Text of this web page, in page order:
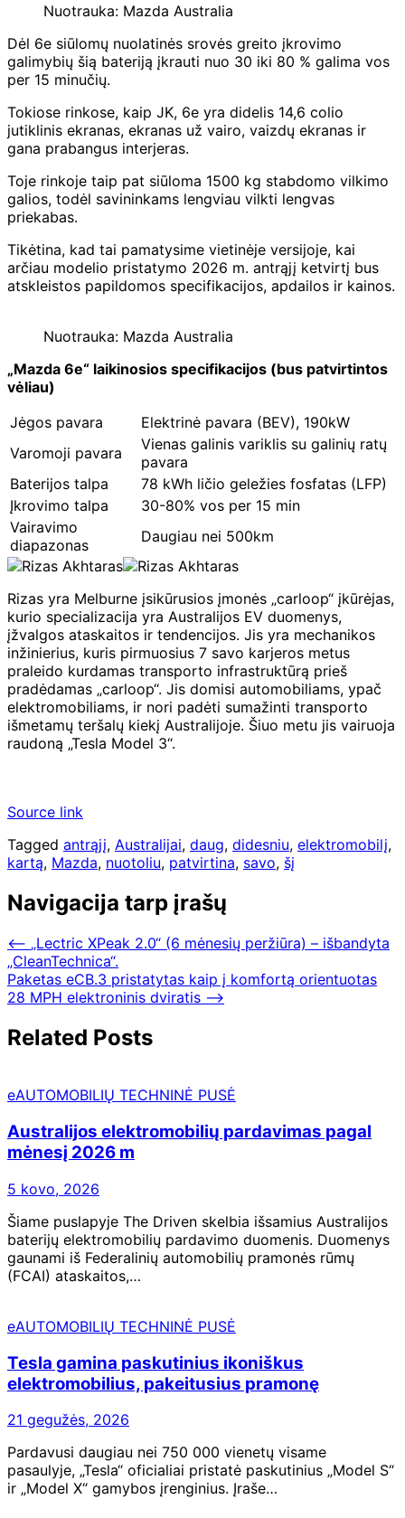
Nuotrauka: Mazda Australia
Dėl 6e siūlomų nuolatinės srovės greito įkrovimo
galimybių šią bateriją įkrauti nuo 30 iki 80 % galima vos
per 15 minučių.
Tokiose rinkose, kaip JK, 6e yra didelis 14,6 colio
jutiklinis ekranas, ekranas už vairo, vaizdų ekranas ir
gana prabangus interjeras.
Toje rinkoje taip pat siūloma 1500 kg stabdomo vilkimo
galios, todėl savininkams lengviau vilkti lengvas
priekabas.
Tikėtina, kad tai pamatysime vietinėje versijoje, kai
arčiau modelio pristatymo 2026 m. antrąjį ketvirtį bus
atskleistos papildomos specifikacijos, apdailos ir kainos.
Nuotrauka: Mazda Australia
„Mazda 6e“ laikinosios specifikacijos (bus patvirtintos
vėliau)
Jėgos pavara
Elektrinė pavara (BEV), 190kW
Varomoji pavara
Vienas galinis variklis su galinių ratų
pavara
Baterijos talpa
78 kWh ličio geležies fosfatas (LFP)
Įkrovimo talpa
30-80% vos per 15 min
Vairavimo
diapazonas
Daugiau nei 500km
Rizas yra Melburne įsikūrusios įmonės „carloop“ įkūrėjas,
kurio specializacija yra Australijos EV duomenys,
įžvalgos ataskaitos ir tendencijos. Jis yra mechanikos
inžinierius, kuris pirmuosius 7 savo karjeros metus
praleido kurdamas transporto infrastruktūrą prieš
pradėdamas „carloop“. Jis domisi automobiliams, ypač
elektromobiliams, ir nori padėti sumažinti transporto
išmetamų teršalų kiekį Australijoje. Šiuo metu jis vairuoja
raudoną „Tesla Model 3“.
Source link
Tagged antrąjį, Australijai, daug, didesniu, elektromobilį,
kartą, Mazda, nuotoliu, patvirtina, savo, šį
Navigacija tarp įrašų
⟵ „Lectric XPeak 2.0“ (6 mėnesių peržiūra) – išbandyta
„CleanTechnica“.
Paketas eCB.3 pristatytas kaip į komfortą orientuotas
28 MPH elektroninis dviratis ⟶
Related Posts
eAUTOMOBILIŲ TECHNINĖ PUSĖ
Australijos elektromobilių pardavimas pagal
mėnesį 2026 m
5 kovo, 2026
Šiame puslapyje The Driven skelbia išsamius Australijos
baterijų elektromobilių pardavimo duomenis. Duomenys
gaunami iš Federalinių automobilių pramonės rūmų
(FCAI) ataskaitos,…
eAUTOMOBILIŲ TECHNINĖ PUSĖ
Tesla gamina paskutinius ikoniškus
elektromobilius, pakeitusius pramonę
21 gegužės, 2026
Pardavusi daugiau nei 750 000 vienetų visame
pasaulyje, „Tesla“ oficialiai pristatė paskutinius „Model S“
ir „Model X“ gamybos įrenginius. Įraše…